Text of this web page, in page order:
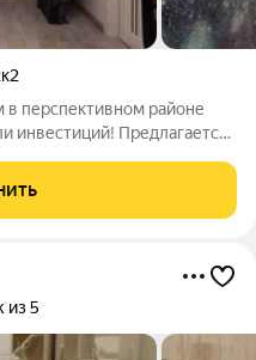
перспективном районе
инвестиций! Предлагается
виды деятельности.
из 5